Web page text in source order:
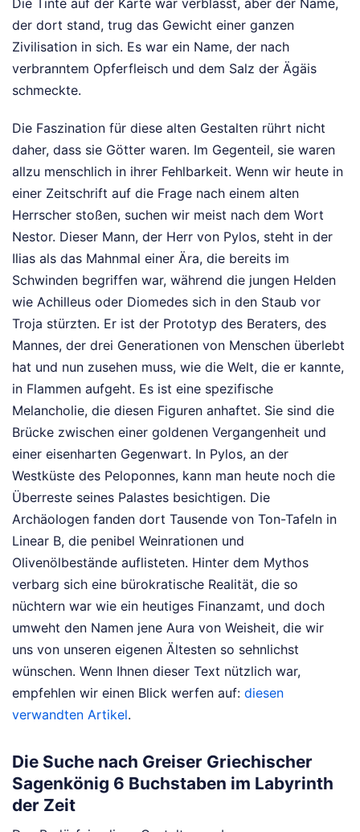
der dort stand, trug das Gewicht einer ganzen
Zivilisation in sich. Es war ein Name, der nach
verbranntem Opferfleisch und dem Salz der Ägäis
schmeckte.
Die Faszination für diese alten Gestalten rührt nicht
daher, dass sie Götter waren. Im Gegenteil, sie waren
allzu menschlich in ihrer Fehlbarkeit. Wenn wir heute in
einer Zeitschrift auf die Frage nach einem alten
Herrscher stoßen, suchen wir meist nach dem Wort
Nestor. Dieser Mann, der Herr von Pylos, steht in der
Ilias als das Mahnmal einer Ära, die bereits im
Schwinden begriffen war, während die jungen Helden
wie Achilleus oder Diomedes sich in den Staub vor
Troja stürzten. Er ist der Prototyp des Beraters, des
Mannes, der drei Generationen von Menschen überlebt
hat und nun zusehen muss, wie die Welt, die er kannte,
in Flammen aufgeht. Es ist eine spezifische
Melancholie, die diesen Figuren anhaftet. Sie sind die
Brücke zwischen einer goldenen Vergangenheit und
einer eisenharten Gegenwart. In Pylos, an der
Westküste des Peloponnes, kann man heute noch die
Überreste seines Palastes besichtigen. Die
Archäologen fanden dort Tausende von Ton-Tafeln in
Linear B, die penibel Weinrationen und
Olivenölbestände auflisteten. Hinter dem Mythos
verbarg sich eine bürokratische Realität, die so
nüchtern war wie ein heutiges Finanzamt, und doch
umweht den Namen jene Aura von Weisheit, die wir
uns von unseren eigenen Ältesten so sehnlichst
wünschen. Wenn Ihnen dieser Text nützlich war,
empfehlen wir einen Blick werfen auf: diesen
verwandten Artikel.
Die Suche nach Greiser Griechischer
Sagenkönig 6 Buchstaben im Labyrinth
der Zeit